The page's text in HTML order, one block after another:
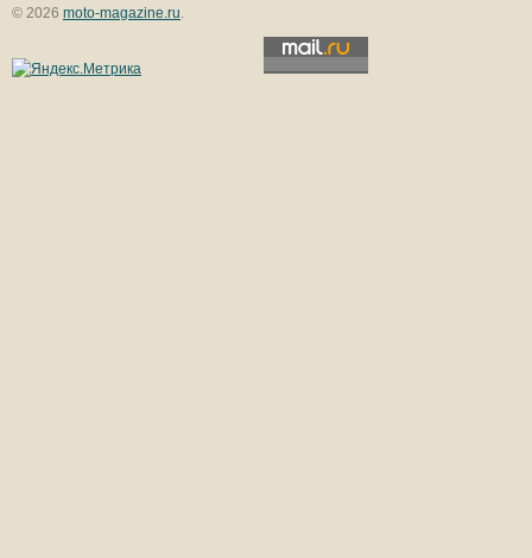
© 2026 moto-magazine.ru.